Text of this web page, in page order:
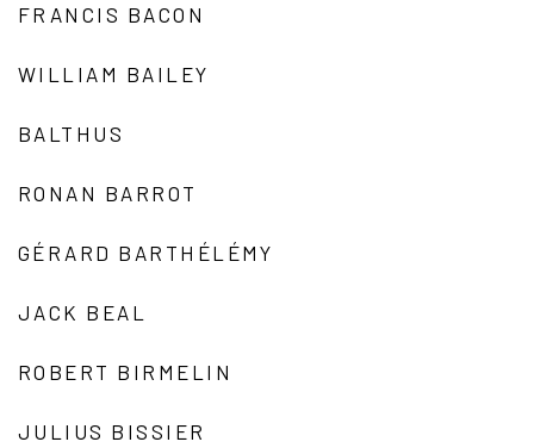
FRANCIS BACON
WILLIAM BAILEY
BALTHUS
RONAN BARROT
GÉRARD BARTHÉLÉMY
JACK BEAL
ROBERT BIRMELIN
JULIUS BISSIER